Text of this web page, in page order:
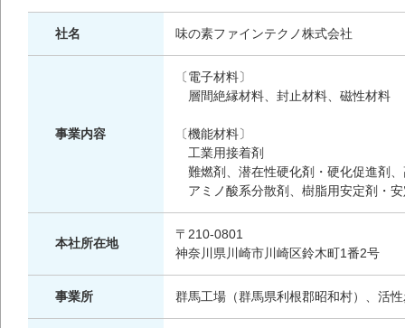
社名 味の素ファインテクノ株式会社
事業内容
〔電子材料〕
層間絶縁材料、封止材料、磁性材料
〔機能材料〕
工業用接着剤
難燃剤、潜在性硬化剤・硬化促進剤
アミノ酸系分散剤、樹脂用安定剤・
本社所在地
〒210-0801
神奈川県川崎市川崎区鈴木町1番2号
事業所 群馬工場（群馬県利根郡昭和村）、活